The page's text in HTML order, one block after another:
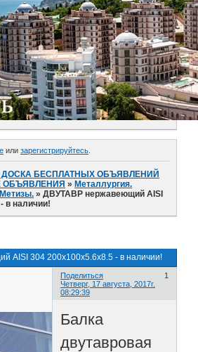
или зарегистрируйтесь
БЕСПЛАТНЫХ ОБЪЯВЛЕНИЙ
»Металлургия.
»ДВУТАВР нержавеющий AISI
в наличии!
AISI 304 200х100х5.6х8.5 - в наличии!
Поделиться
1
Четверг, 17 августа, 2017г.
08:29:39
Балка
двутавровая